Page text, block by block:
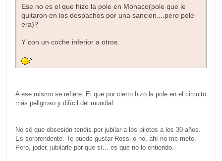
Ese no es el que hizo la pole en Monaco(pole que le
quitaron en los despachos por una sancion....pero pole
era)?
Y con un coche inferior a otros.
A ese mismo se refiere. El que por cierto hizo la pole en el circuito
más peligroso y difícil del mundial...
No sé que obsesión tenéis por jubilar a los pilotos a los 30 años.
Es sorprendente. Te puede gustar Rossi o no, ahí no me meto.
Pero, joder, jubilarle por que sí... es que no lo entiendo.